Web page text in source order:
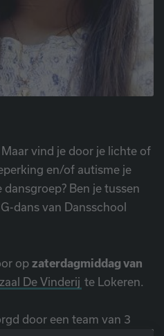
Maar vind je door je lichte of
en/of autisme je
Ben je tussen
dans van Dansschool
op zaterdagmiddag van
De Vinderij te Lokeren.
door een team van 3